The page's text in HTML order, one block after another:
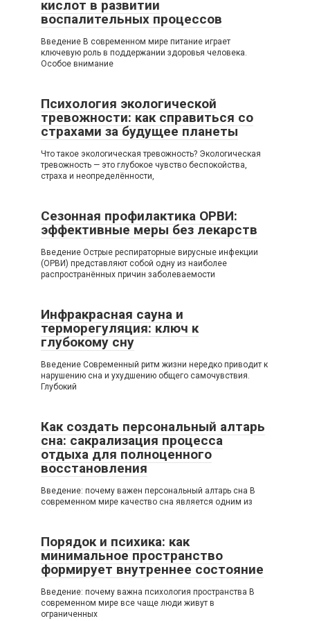
кислот в развитии
воспалительных процессов
Введение В современном мире питание играет
ключевую роль в поддержании здоровья человека.
Особое внимание
Психология экологической
тревожности: как справиться со
страхами за будущее планеты
Что такое экологическая тревожность? Экологическая
тревожность — это глубокое чувство беспокойства,
страха и неопределённости,
Сезонная профилактика ОРВИ:
эффективные меры без лекарств
Введение Острые респираторные вирусные инфекции
(ОРВИ) представляют собой одну из наиболее
распространённых причин заболеваемости
Инфракрасная сауна и
терморегуляция: ключ к
глубокому сну
Введение Современный ритм жизни нередко приводит к
нарушению сна и ухудшению общего самочувствия.
Глубокий
Как создать персональный алтарь
сна: сакрализация процесса
отдыха для полноценного
восстановления
Введение: почему важен персональный алтарь сна В
современном мире качество сна является одним из
Порядок и психика: как
минимальное пространство
формирует внутреннее состояние
Введение: почему важна психология пространства В
современном мире все чаще люди живут в
ограниченных